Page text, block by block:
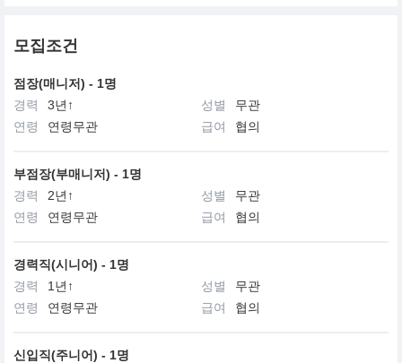
모집조건
점장(매니저) - 1명
경력
3년↑ 성별
무관
연령
연령무관 급여 협의
부점장(부매니저) - 1명
경력
2년↑ 성별
무관
연령
연령무관 급여 협의
경력직(시니어) - 1명
경력
1년↑ 성별
무관
연령
연령무관 급여 협의
신입직(주니어) - 1명